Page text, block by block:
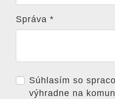
Správa*
Súhlasím so
výhradne na